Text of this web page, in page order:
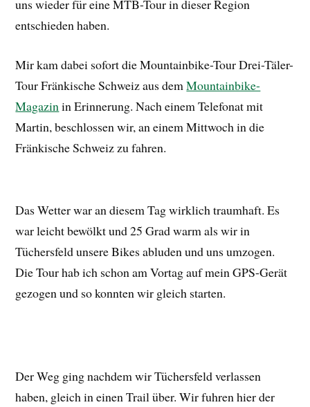
uns wieder für eine MTB-Tour in dieser Region
entschieden haben.
Mir kam dabei sofort die Mountainbike-Tour Drei-Täler-
Tour Fränkische Schweiz aus demMountainbike-
Magazinin Erinnerung. Nach einem Telefonat mit
Martin, beschlossen wir, an einem Mittwoch in die
Fränkische Schweiz zu fahren.
Das Wetter war an diesem Tag wirklich traumhaft. Es
war leicht bewölkt und 25 Grad warm als wir in
Tüchersfeld unsere Bikes abluden und uns umzogen.
Die Tour hab ich schon am Vortag auf mein GPS-Gerät
gezogen und so konnten wir gleich starten.
Der Weg ging nachdem wir Tüchersfeld verlassen
haben, gleich in einen Trail über. Wir fuhren hier der